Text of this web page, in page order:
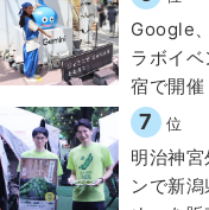
Google
ラボイ
宿で開催
7 位
明治神
ンで新